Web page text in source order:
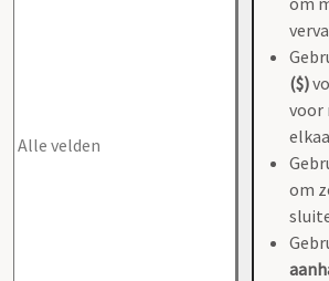
($)
voor
om